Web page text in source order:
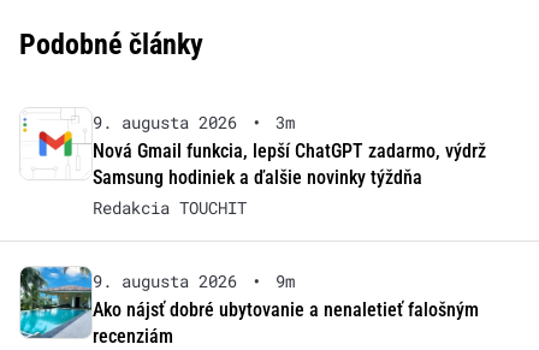
Podobné články
9. augusta 2026 •
3m
Nová Gmail funkcia, lepší ChatGPT zadarmo, výdrž
Samsung hodiniek a ďalšie novinky týždňa
Redakcia TOUCHIT
9. augusta 2026 •
9m
Ako nájsť dobré ubytovanie a nenaletieť falošným
recenziám